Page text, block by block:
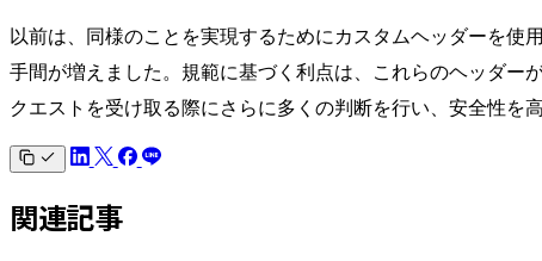
以前は、同様のことを実現するためにカスタムヘッダーを使
手間が増えました。規範に基づく利点は、これらのヘッダー
クエストを受け取る際にさらに多くの判断を行い、安全性を
関連記事